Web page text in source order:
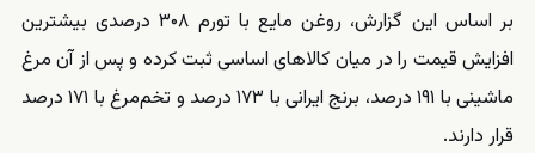
بر اساس این گزارش، روغن مایع با تورم ۳۰۸ درصدی بیشترین
افزایش قیمت را در میان کالاهای اساسی ثبت کرده و پس از آن مرغ
ماشینی با ۱۹۱ درصد، برنج ایرانی با ۱۷۳ درصد و تخم‌مرغ با ۱۷۱ درصد
قرار دارند.